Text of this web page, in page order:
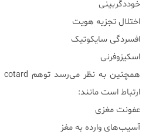
خوددگربینی
اختلال تجزیه هویت
افسردگی سایکوتیک
اسکیزوفرنی
ارتباط است مانند:
عفونت مغزی
آسیب‌های وارده به مغز